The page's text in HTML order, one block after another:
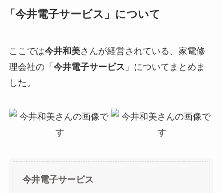
「今井電子サービス」について
ここでは今井和美さんが経営されている、家電修
理会社の「 今井電子サービス 」についてまとめま
した。
今井電子サービス